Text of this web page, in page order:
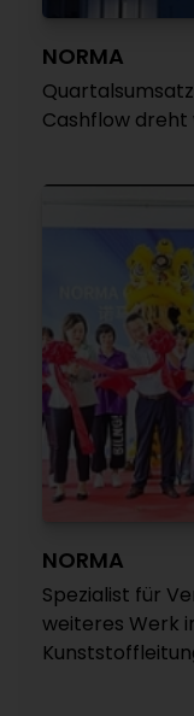
NORMA
Cashflow dreht
NORMA
Spezialist für
weiteres Werk